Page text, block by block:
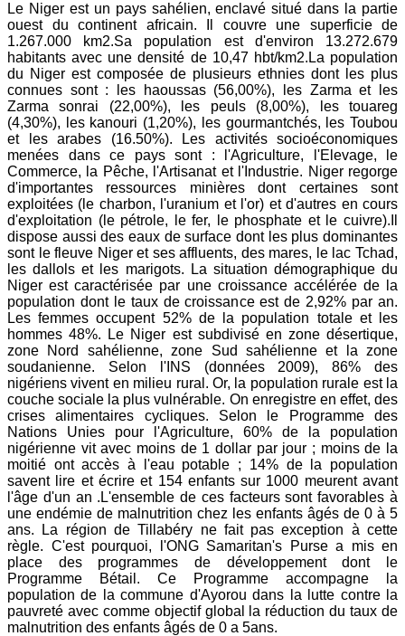
Le Niger est un pays sahélien, enclavé situé dans la partie
ouest du continent africain. Il couvre une superficie de
1.267.000 km2.Sa population est d'environ 13.272.679
habitants avec une densité de 10,47 hbt/km2.La population
du Niger est composée de plusieurs ethnies dont les plus
connues sont : les haoussas (56,00%), les Zarma et les
Zarma sonrai (22,00%), les peuls (8,00%), les touareg
(4,30%), les kanouri (1,20%), les gourmantchés, les Toubou
et les arabes (16.50%). Les activités socioéconomiques
menées dans ce pays sont : l'Agriculture, l'Elevage, le
Commerce, la Pêche, l'Artisanat et l'Industrie. Niger regorge
d'importantes ressources minières dont certaines sont
exploitées (le charbon, l'uranium et l'or) et d'autres en cours
d'exploitation (le pétrole, le fer, le phosphate et le cuivre).Il
dispose aussi des eaux de surface dont les plus dominantes
sont le fleuve Niger et ses affluents, des mares, le lac Tchad,
les dallols et les marigots. La situation démographique du
Niger est caractérisée par une croissance accélérée de la
population dont le taux de croissance est de 2,92% par an.
Les femmes occupent 52% de la population totale et les
hommes 48%. Le Niger est subdivisé en zone désertique,
zone Nord sahélienne, zone Sud sahélienne et la zone
soudanienne. Selon l'INS (données 2009), 86% des
nigériens vivent en milieu rural. Or, la population rurale est la
couche sociale la plus vulnérable. On enregistre en effet, des
crises alimentaires cycliques. Selon le Programme des
Nations Unies pour l'Agriculture, 60% de la population
nigérienne vit avec moins de 1 dollar par jour ; moins de la
moitié ont accès à l'eau potable ; 14% de la population
savent lire et écrire et 154 enfants sur 1000 meurent avant
l'âge d'un an .L'ensemble de ces facteurs sont favorables à
une endémie de malnutrition chez les enfants âgés de 0 à 5
ans. La région de Tillabéry ne fait pas exception à cette
règle. C'est pourquoi, l'ONG Samaritan's Purse a mis en
place des programmes de développement dont le
Programme Bétail. Ce Programme accompagne la
population de la commune d'Ayorou dans la lutte contre la
pauvreté avec comme objectif global la réduction du taux de
malnutrition des enfants âgés de 0 a 5ans.